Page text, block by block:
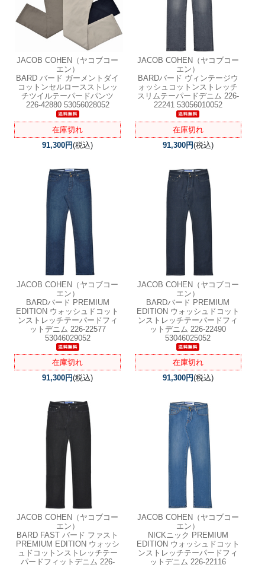
JACOB COHEN（ヤコブコー
エン）
BARD バード ガーメントダイ
コットンセルロースストレッ
チツイルテーパードパンツ
226-42880 53056028052
在庫切れ
91,300円(税込)
JACOB COHEN（ヤコブコー
エン）
BARDバード ヴィンテージウ
ォッシュコットンストレッチ
スリムテーパードデニム 226-
22241 53056010052
在庫切れ
91,300円(税込)
JACOB COHEN（ヤコブコー
エン）
BARDバード PREMIUM
EDITION ウォッシュドコット
ンストレッチテーパードフィ
ットデニム 226-22577
53046029052
在庫切れ
91,300円(税込)
JACOB COHEN（ヤコブコー
エン）
BARDバード PREMIUM
EDITION ウォッシュドコット
ンストレッチテーパードフィ
ットデニム 226-22490
53046025052
在庫切れ
91,300円(税込)
JACOB COHEN（ヤコブコー
エン）
BARD FAST バード ファスト
PREMIUM EDITION ウォッシ
ュドコットンストレッチテー
パードフィットデニム 226-
JACOB COHEN（ヤコブコー
エン）
NICKニック PREMIUM
EDITION ウォッシュドコット
ンストレッチテーパードフィ
ットデニム 226-22116